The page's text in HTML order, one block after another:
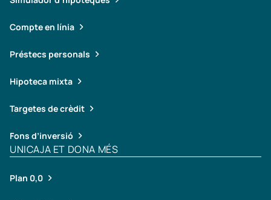
Compte en línia
Préstecs personals
Hipoteca mixta
Targetes de crèdit
Fons d’inversió
UNICAJA ET DONA MÉS
Plan 0,0